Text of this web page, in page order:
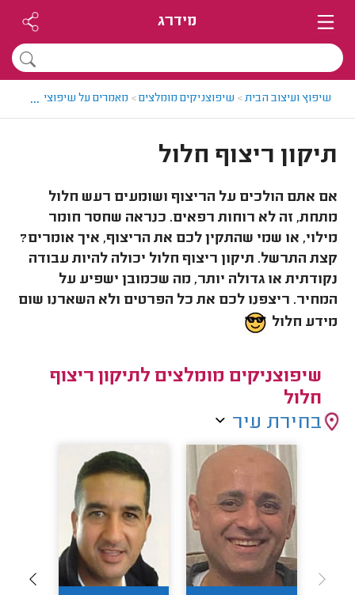
מידרג
שיפוץ ועיצוב הבית> שיפוצניקים מומלצים> מאמרים על שיפוצים>
...
תיקון ריצוף חלול
אם אתם הולכים על הריצוף ושומעים רעש חלול
מתחת, זה לא רוחות רפאים. כנראה שחסר חומר
מילוי, או שמי שהתקין לכם את הריצוף, איך אומרים?
קצת התרשל. תיקון ריצוף חלול יכולה להיות עבודה
נקודתית או גדולה יותר, מה שכמובן ישפיע על
המחיר. ריצפנו לכם את כל הפרטים ולא השארנו שום
מידע חלול
שיפוצניקים מומלצים לתיקון ריצוף
חלול
בחירת עיר